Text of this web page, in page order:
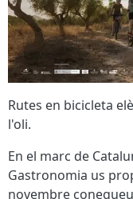
Rutes en bicicleta
l'oli.
En el marc de
Gastronomia us
novembre